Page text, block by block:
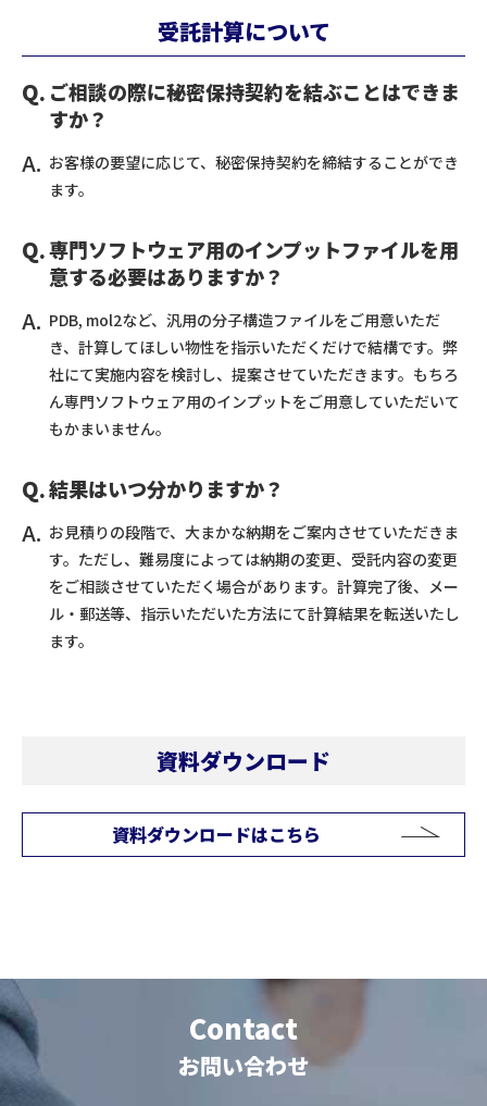
受託計算について
ご相談の際に秘密保持契約を結ぶことはできま
すか？
お客様の要望に応じて、秘密保持契約を締結することができ
ます。
専門ソフトウェア用のインプットファイルを用
意する必要はありますか？
PDB, mol2など、汎用の分子構造ファイルをご用意いただ
き、計算してほしい物性を指示いただくだけで結構です。弊
社にて実施内容を検討し、提案させていただきます。もちろ
ん専門ソフトウェア用のインプットをご用意していただいて
もかまいません。
結果はいつ分かりますか？
お見積りの段階で、大まかな納期をご案内させていただきま
す。ただし、難易度によっては納期の変更、受託内容の変更
をご相談させていただく場合があります。計算完了後、メー
ル・郵送等、指示いただいた方法にて計算結果を転送いたし
ます。
資料ダウンロード
資料ダウンロードはこちら
Contact
お問い合わせ